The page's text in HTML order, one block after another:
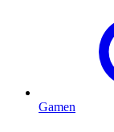
Gamen